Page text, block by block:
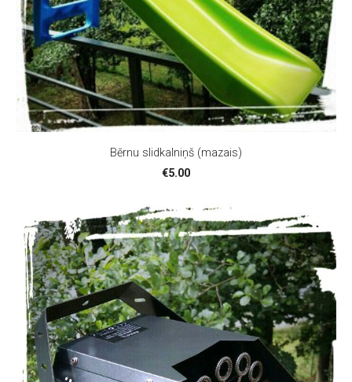
Bērnu slidkalniņš (mazais)
€5.00